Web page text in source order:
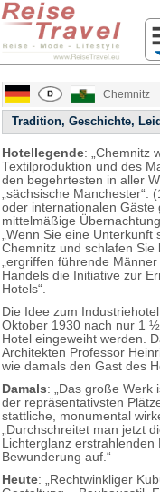
Chemnitz
Tradition, Geschichte,
Hotellegende: „Chemnitz
Textilproduktion und des
den begehrtesten in aller
„sächsische
oder internationalen Gäste
mittelmäßige
„Wenn Sie eine
Chemnitz und schlafen Sie
„ergriffen führende
Handels die Initiative zur
Hotels“.
Die Idee zum
Oktober 1930 nach nur 1
Hotel eingeweiht werden.
Architekten Professor
wie damals den Gast des
Damals: „Das große Werk
der repräsentativsten
stattliche, monumental
„Durchschreitet man jetzt
Lichterglanz erstrahlenden
Bewunderung auf.“
Heute: „Rechtwinkliger